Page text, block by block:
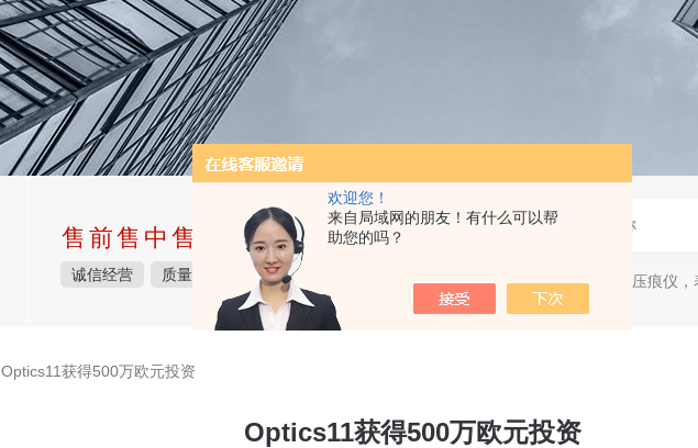
欢迎您！
来自局域网的朋友！有什么可以帮
助您的吗？
售前售中售后完整的服务体系
诚信经营 质量保障 价格合理 热门关键词：生物纳米压痕仪，表面力仪，生物力学试验
Optics11获得500万欧元投资
Optics11获得500万欧元投资